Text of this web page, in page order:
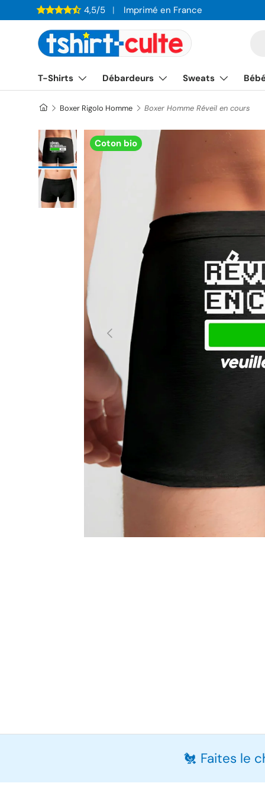
ALLER AU CONTENU
4,5/5 Imprimé en France
T-Shirts Débardeurs Sweats
Boxer Rigolo Homme Boxer Homme Réveil en cours
Coton bio
PRÉCÉDENT
Charger l’image 1 dans la vue de galerie
Charger l’image 2 dans la vue de galerie
🐔 Faites le